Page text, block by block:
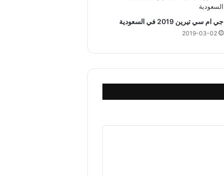
جي ام سي تيرين 2019 في السعودية
2019-03-02